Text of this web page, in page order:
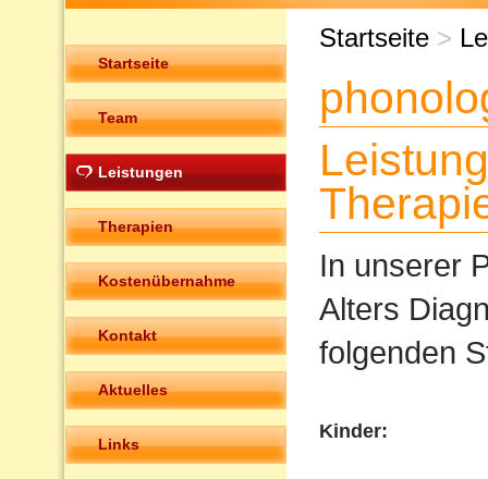
Startseite
Team
Leistungen
Therapien
Kostenübernahme
Kontakt
Aktuelles
Links
Startseite >
In unserer
Alters
folgenden
Kinder: